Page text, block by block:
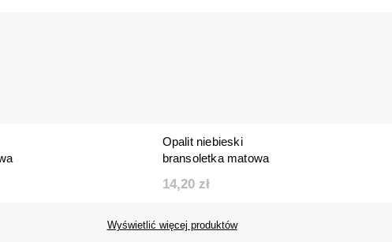
Opalit niebieski
bransoletka matowa
14,20 zł
Wyświetlić więcej produktów